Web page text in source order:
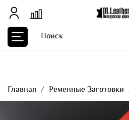
Главная Ременные Заготовки